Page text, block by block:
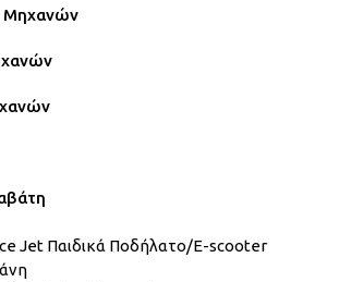
Μηχανών
Jet Παιδικά Ποδήλατο/E-scooter